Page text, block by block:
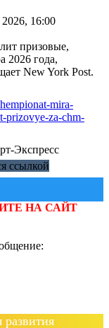
16:00
призовые,
2026 года,
New York Post.
mira-
prizovye-za-chm-
Экспресс
ссылкой
НА САЙТ